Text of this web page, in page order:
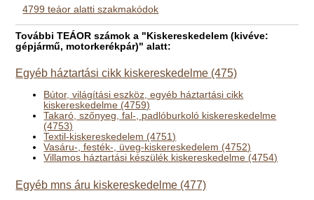
4799 teáor alatti szakmakódok
További TEÁOR számok a "Kiskereskedelem (kivéve:
gépjármű, motorkerékpár)" alatt:
Egyéb háztartási cikk kiskereskedelme (475)
Bútor, világítási eszköz, egyéb háztartási cikk
kiskereskedelme (4759)
Takaró, szőnyeg, fal-, padlóburkoló kiskereskedelme
(4753)
Textil-kiskereskedelem (4751)
Vasáru-, festék-, üveg-kiskereskedelem (4752)
Villamos háztartási készülék kiskereskedelme (4754)
Egyéb mns áru kiskereskedelme (477)